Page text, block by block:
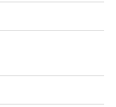
A / C, Quạt, TV
cảnh trên sản